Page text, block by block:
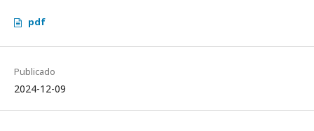
pdf
Publicado
2024-12-09